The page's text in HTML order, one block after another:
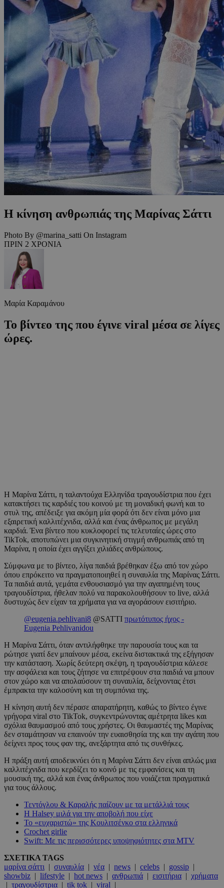
Η κίνηση ανθρωπιάς της Μαρίνας Σάττι
Photo By @marina_satti On Instagram
ΠΡΙΝ 2 ΧΡΟΝΙΑ
Μαρία Καραμάνου
Το βίντεο της που έγινε viral μέσα σε λίγες
ώρες.
Η Μαρίνα Σάττι, η ταλαντούχα Ελληνίδα τραγουδίστρια που έχει
κατακτήσει τις καρδιές του κοινού με τη μοναδική φωνή και το
στυλ της, απέδειξε για ακόμη μία φορά ότι δεν είναι μόνο μια
εξαιρετική καλλιτέχνιδα, αλλά και ένας άνθρωπος με μεγάλη
καρδιά. Ένα βίντεο που κυκλοφορεί τις τελευταίες ώρες στο
TikTok, αποτυπώνει μια συγκινητική στιγμή ανθρωπιάς από τη
Μαρίνα, η οποία έχει αγγίξει χιλιάδες ανθρώπους.
Σύμφωνα με το βίντεο, λίγα παιδιά βρέθηκαν έξω από τον χώρο
όπου επρόκειτο να πραγματοποιηθεί η συναυλία της Μαρίνας Σάττι.
Τα παιδιά αυτά, γεμάτα ενθουσιασμό για την αγαπημένη τους
τραγουδίστρια, ήθελαν πολύ να παρακολουθήσουν το live, αλλά
δυστυχώς δεν είχαν τα χρήματα για να αγοράσουν εισιτήριο.
@eugenia.pehlivani8 @SATTI πρωτότυπος ήχος -
Eugenia Pehlivanidou
Η Μαρίνα Σάττι, όταν αντιλήφθηκε την παρουσία τους και τα
ρώτησε γιατί δεν μπαίνουν μέσα, εκείνα διστακτικά της εξήγησαν
την κατάσταση. Χωρίς δεύτερη σκέψη, η τραγουδίστρια κάλεσε
την ασφάλεια και τους ζήτησε να επιτρέψουν στα παιδιά να μπουν
στον χώρο και να απολαύσουν τη συναυλία, δείχνοντας έτσι
έμπρακτα την καλοσύνη και τη συμπόνια της.
Η κίνηση αυτή δεν πέρασε απαρατήρητη, καθώς το βίντεο έγινε
γρήγορα viral στο TikTok, συγκεντρώνοντας αμέτρητα likes και
σχόλια θαυμασμού από τους χρήστες. Οι θαυμαστές της Μαρίνας
δεν σταμάτησαν να επαινούν την ευαισθησία της και την αγάπη που
δείχνει προς τους φαν της, ανεξάρτητα από τις συνθήκες.
Η πράξη αυτή αποδεικνύει ότι η Μαρίνα Σάττι δεν είναι απλώς μια
καλλιτέχνιδα που κερδίζει το κοινό με τις εμφανίσεις και τη
μουσική της, αλλά και ένας άνθρωπος που νοιάζεται πραγματικά
για τους άλλους.
Τεντόγλου & Καραλής παίζουν με τα μετάλλιά τους
Η Halsey μιλά για την αποβολή που είχε
Το «ευχαριστώ» της Κουλιτσένκο στα ελληνικά
Crochet girlie
Swift: Με τις περισσότερες υποψηφιότητες στα MTV
ΣΧΕΤΙΚΑ TAGS
μαρίνα σάττι | συναυλία | νέα | news | celebs | gossip |
showbiz | lifestyle | hot news | ανθρωπιά | εισιτήρια | χρήματα
| τραγουδίστρια | tik tok | viral |